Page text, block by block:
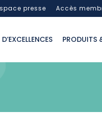
presse Accès
PRODUITS